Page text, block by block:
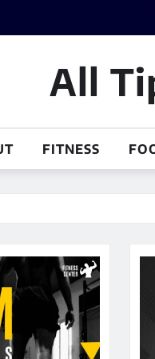
All
FITNESS